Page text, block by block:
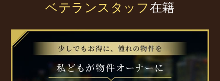
ベテランスタッフ在籍